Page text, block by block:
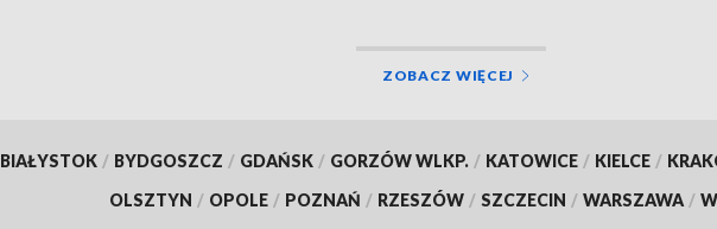
ZOBACZ WIĘCEJ
BIAŁYSTOK / BYDGOSZCZ / GDAŃSK / GORZÓW WLKP. / KATOWICE / KIELCE /
OLSZTYN / OPOLE / POZNAŃ / RZESZÓW / SZCZECIN / WARSZAWA /